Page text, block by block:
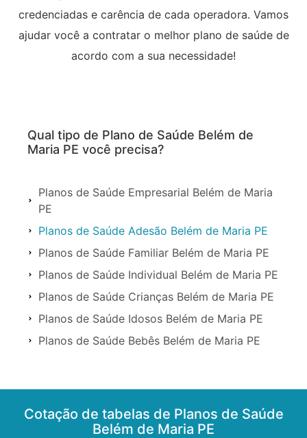
credenciadas e carência de cada operadora. Vamos
ajudar você a contratar o melhor plano de saúde de
acordo com a sua necessidade!
Qual tipo de Plano de Saúde Belém de
Maria PE você precisa?
Planos de Saúde Empresarial Belém de Maria
PE
Planos de Saúde Adesão Belém de Maria PE
Planos de Saúde Familiar Belém de Maria PE
Planos de Saúde Individual Belém de Maria PE
Planos de Saúde Crianças Belém de Maria PE
Planos de Saúde Idosos Belém de Maria PE
Planos de Saúde Bebês Belém de Maria PE
Cotação de tabelas de Planos de Saúde
Belém de Maria PE